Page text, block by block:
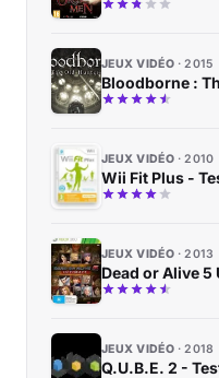
JEUX VIDÉO 2015
Bloodborne :
JEUX VIDÉO 2010
Wii Fit Plus -
JEUX VIDÉO 2013
Dead or Alive
JEUX VIDÉO 2018
Q.U.B.E. 2 -